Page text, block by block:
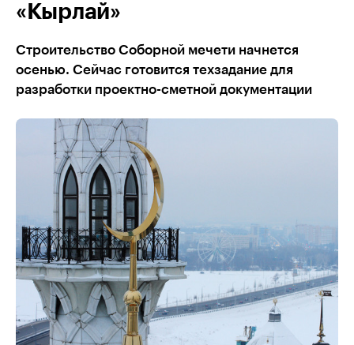
«Кырлай»
Строительство Соборной мечети начнется
осенью. Сейчас готовится техзадание для
разработки проектно-сметной документации